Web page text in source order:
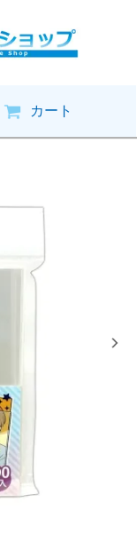
カート